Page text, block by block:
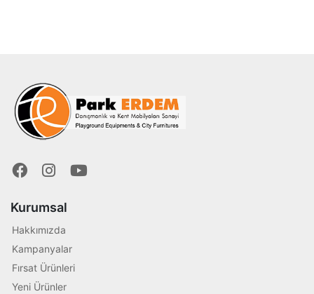
Kurumsal
Hakkımızda
Kampanyalar
Fırsat Ürünleri
Yeni Ürünler